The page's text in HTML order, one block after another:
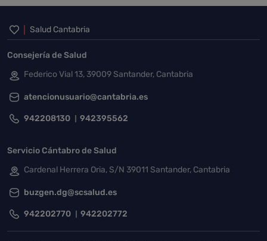
Inicio del pie de página
Salud Cantabria
Consejería de Salud
Federico Vial 13, 39009 Santander, Cantabria
atencionusuario@cantabria.es
942208130 942395562
Servicio Cántabro de Salud
Cardenal Herrera Oria, S/N 39011 Santander, Cantabria
buzgen.dg@scsalud.es
942202770 942202772